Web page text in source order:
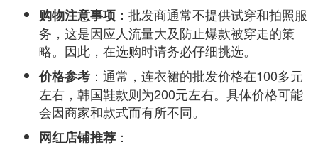
购物注意事项 ：批发商通常不提供试穿和拍照服
务，这是因应人流量大及防止爆款被穿走的策
略。因此，在选购时请务必仔细挑选。
价格参考 ：通常，连衣裙的批发价格在100多元
左右，韩国鞋款则为200元左右。具体价格可能
会因商家和款式而有所不同。
网红店铺推荐 ：